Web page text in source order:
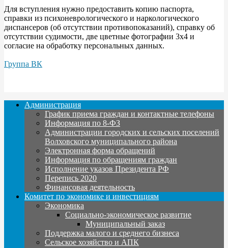
Для вступления нужно предоставить копию паспорта,
справки из психоневрологического и наркологического
диспансеров (об отсутствии противопоказаний), справку об
отсутствии судимости, две цветные фотографии 3x4 и
согласие на обработку персональных данных.
Группа ВК
Администрация
График приема граждан и контактные телефоны
Информация по 8-ФЗ
Администрации городских и сельских поселений
Волховского муниципального района
Электронная форма обращений
Информация по обращениям граждан
Исполнение указов Президента РФ
Перепись 2020
Финансовая деятельность
Комитет по экономике и инвестициям
Экономика
Социально-экономическое развитие
Муниципальный заказ
Поддержка малого и среднего бизнеса
Сельское хозяйство и АПК